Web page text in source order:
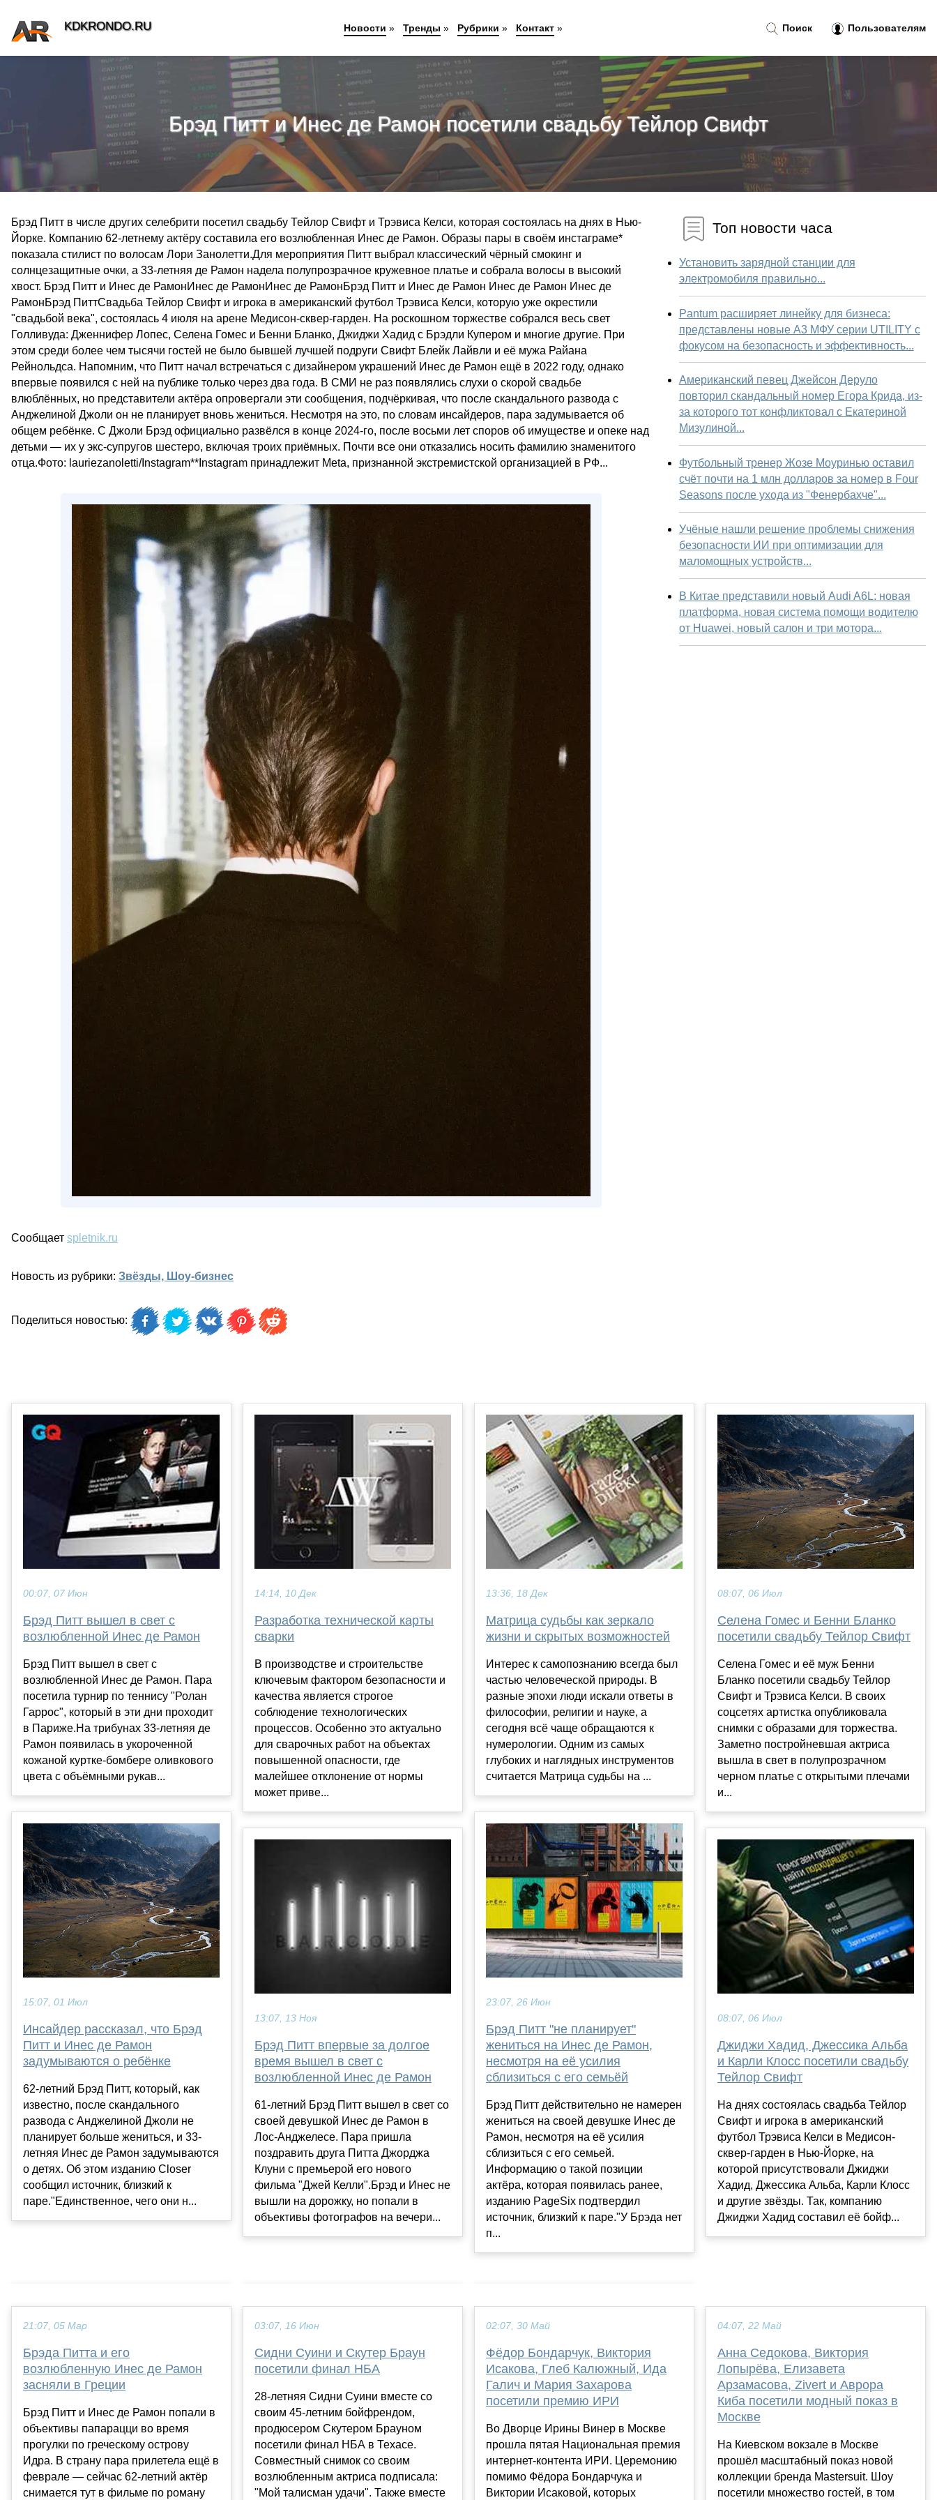
Брэд Питт и Инес де Рамон посетили свадьбу Тейлор Свифт
Брэд Питт в числе других селебрити посетил свадьбу Тейлор Свифт и Трэвиса Келси, которая состоялась на днях в Нью-
Йорке. Компанию 62-летнему актёру составила его возлюбленная Инес де Рамон. Образы пары в своём инстаграме*
показала стилист по волосам Лори Занолетти.Для мероприятия Питт выбрал классический чёрный смокинг и
солнцезащитные очки, а 33-летняя де Рамон надела полупрозрачное кружевное платье и собрала волосы в высокий
хвост. Брэд Питт и Инес де РамонИнес де РамонИнес де РамонБрэд Питт и Инес де Рамон Инес де Рамон Инес де
РамонБрэд ПиттСвадьба Тейлор Свифт и игрока в американский футбол Трэвиса Келси, которую уже окрестили
"свадьбой века", состоялась 4 июля на арене Медисон-сквер-гарден. На роскошном торжестве собрался весь свет
Голливуда: Дженнифер Лопес, Селена Гомес и Бенни Бланко, Джиджи Хадид с Брэдли Купером и многие другие. При
этом среди более чем тысячи гостей не было бывшей лучшей подруги Свифт Блейк Лайвли и её мужа Райана
Рейнольдса. Напомним, что Питт начал встречаться с дизайнером украшений Инес де Рамон ещё в 2022 году, однако
впервые появился с ней на публике только через два года. В СМИ не раз появлялись слухи о скорой свадьбе
влюблённых, но представители актёра опровергали эти сообщения, подчёркивая, что после скандального развода с
Анджелиной Джоли он не планирует вновь жениться. Несмотря на это, по словам инсайдеров, пара задумывается об
общем ребёнке. С Джоли Брэд официально развёлся в конце 2024-го, после восьми лет споров об имуществе и опеке над
детьми — их у экс-супругов шестеро, включая троих приёмных. Почти все они отказались носить фамилию знаменитого
отца.Фото: lauriezanoletti/Instagram**Instagram принадлежит Meta, признанной экстремистской организацией в РФ...
Сообщает spletnik.ru
Новость из рубрики: Звёзды, Шоу-бизнес
Поделиться новостью:
Топ новости часа
Установить зарядной станции для
электромобиля правильно...
Pantum расширяет линейку для бизнеса:
представлены новые А3 МФУ серии UTILITY с
фокусом на безопасность и эффективность...
Американский певец Джейсон Деруло
повторил скандальный номер Егора Крида, из-
за которого тот конфликтовал с Екатериной
Мизулиной...
Футбольный тренер Жозе Моуринью оставил
счёт почти на 1 млн долларов за номер в Four
Seasons после ухода из "Фенербахче"...
Учёные нашли решение проблемы снижения
безопасности ИИ при оптимизации для
маломощных устройств...
В Китае представили новый Audi A6L: новая
платформа, новая система помощи водителю
от Huawei, новый салон и три мотора...
00:07, 07 Июн
Брэд Питт вышел в свет с
возлюбленной Инес де Рамон
Брэд Питт вышел в свет с
возлюбленной Инес де Рамон. Пара
посетила турнир по теннису "Ролан
Гаррос", который в эти дни проходит
в Париже.На трибунах 33-летняя де
Рамон появилась в укороченной
кожаной куртке-бомбере оливкового
цвета с объёмными рукав...
15:07, 01 Июл
Инсайдер рассказал, что Брэд
Питт и Инес де Рамон
задумываются о ребёнке
62-летний Брэд Питт, который, как
известно, после скандального
развода с Анджелиной Джоли не
планирует больше жениться, и 33-
летняя Инес де Рамон задумываются
о детях. Об этом изданию Closer
сообщил источник, близкий к
паре."Единственное, чего они н...
14:14, 10 Дек
Разработка технической карты
сварки
В производстве и строительстве
ключевым фактором безопасности и
качества является строгое
соблюдение технологических
процессов. Особенно это актуально
для сварочных работ на объектах
повышенной опасности, где
малейшее отклонение от нормы
может приве...
13:07, 13 Ноя
Брэд Питт впервые за долгое
время вышел в свет с
возлюбленной Инес де Рамон
61-летний Брэд Питт вышел в свет со
своей девушкой Инес де Рамон в
Лос-Анджелесе. Пара пришла
поздравить друга Питта Джорджа
Клуни с премьерой его нового
фильма "Джей Келли".Брэд и Инес не
вышли на дорожку, но попали в
объективы фотографов на вечери...
13:36, 18 Дек
Матрица судьбы как зеркало
жизни и скрытых возможностей
Интерес к самопознанию всегда был
частью человеческой природы. В
разные эпохи люди искали ответы в
философии, религии и науке, а
сегодня всё чаще обращаются к
нумерологии. Одним из самых
глубоких и наглядных инструментов
считается Матрица судьбы на ...
23:07, 26 Июн
Брэд Питт "не планирует"
жениться на Инес де Рамон,
несмотря на её усилия
сблизиться с его семьёй
Брэд Питт действительно не намерен
жениться на своей девушке Инес де
Рамон, несмотря на её усилия
сблизиться с его семьей.
Информацию о такой позиции
актёра, которая появилась ранее,
изданию PageSix подтвердил
источник, близкий к паре."У Брэда нет
п...
08:07, 06 Июл
Селена Гомес и Бенни Бланко
посетили свадьбу Тейлор Свифт
Селена Гомес и её муж Бенни
Бланко посетили свадьбу Тейлор
Свифт и Трэвиса Келси. В своих
соцсетях артистка опубликовала
снимки с образами для торжества.
Заметно постройневшая актриса
вышла в свет в полупрозрачном
черном платье с открытыми плечами
и...
08:07, 06 Июл
Джиджи Хадид, Джессика Альба
и Карли Клосс посетили свадьбу
Тейлор Свифт
На днях состоялась свадьба Тейлор
Свифт и игрока в американский
футбол Трэвиса Келси в Медисон-
сквер-гарден в Нью-Йорке, на
которой присутствовали Джиджи
Хадид, Джессика Альба, Карли Клосс
и другие звёзды. Так, компанию
Джиджи Хадид составил её бойф...
21:07, 05 Мар
Брэда Питта и его
возлюбленную Инес де Рамон
засняли в Греции
Брэд Питт и Инес де Рамон попали в
объективы папарацци во время
прогулки по греческому острову
Идра. В страну пара прилетела ещё в
феврале — сейчас 62-летний актёр
снимается тут в фильме по роману
03:07, 16 Июн
Сидни Суини и Скутер Браун
посетили финал НБА
28-летняя Сидни Суини вместе со
своим 45-летним бойфрендом,
продюсером Скутером Брауном
посетили финал НБА в Техасе.
Совместный снимок со своим
возлюбленным актриса подписала:
"Мой талисман удачи". Также вместе
02:07, 30 Май
Фёдор Бондарчук, Виктория
Исакова, Глеб Калюжный, Ида
Галич и Мария Захарова
посетили премию ИРИ
Во Дворце Ирины Винер в Москве
прошла пятая Национальная премия
интернет-контента ИРИ. Церемонию
помимо Фёдора Бондарчука и
Виктории Исаковой, которых
04:07, 22 Май
Анна Седокова, Виктория
Лопырёва, Елизавета
Арзамасова, Zivert и Аврора
Киба посетили модный показ в
Москве
На Киевском вокзале в Москве
прошёл масштабный показ новой
коллекции бренда Mastersuit. Шоу
посетили множество гостей, в том
Поиск Пользователям
KDKRONDO.RU Новости » Тренды » Рубрики » Контакт»